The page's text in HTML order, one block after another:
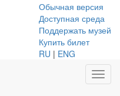
Обычная версия
Доступная среда
Поддержать музей
Купить билет
RU | ENG